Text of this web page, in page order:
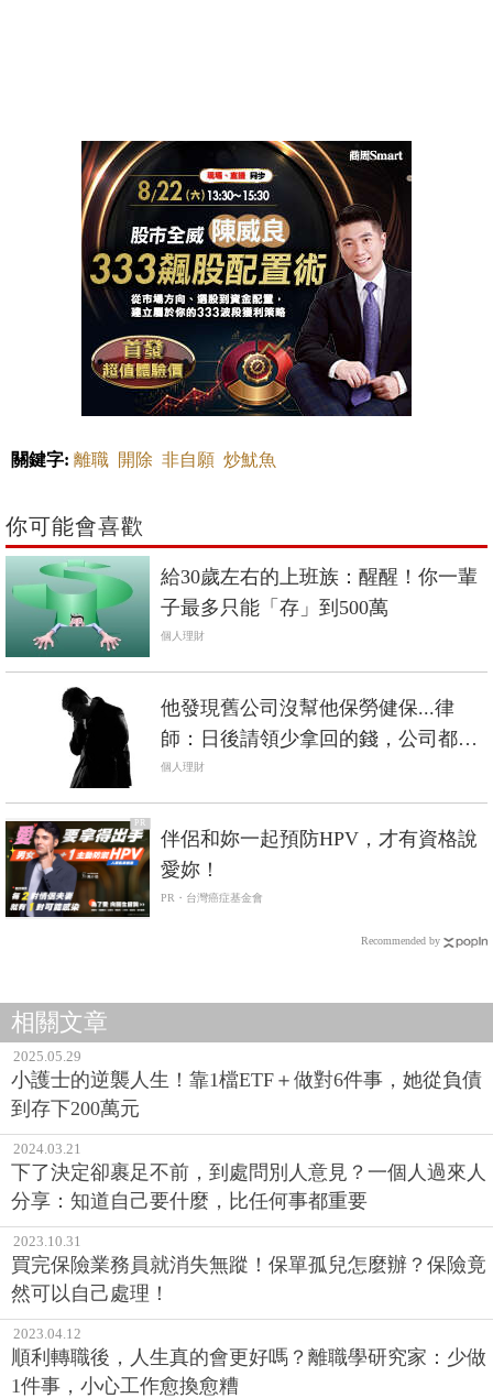
關鍵字: 離職 開除 非自願 炒魷魚
你可能會喜歡
給30歲左右的上班族：醒醒！你一輩
子最多只能「存」到500萬
個人理財
他發現舊公司沒幫他保勞健保...律
師：日後請領少拿回的錢，公司都要
賠！
個人理財
PR
伴侶和妳一起預防HPV，才有資格說
愛妳！
PR・台灣癌症基金會
Recommended by
相關文章
2025.05.29
小護士的逆襲人生！靠1檔ETF＋做對6件事，她從負債
到存下200萬元
2024.03.21
下了決定卻裹足不前，到處問別人意見？一個人過來人
分享：知道自己要什麼，比任何事都重要
2023.10.31
買完保險業務員就消失無蹤！保單孤兒怎麼辦？保險竟
然可以自己處理！
2023.04.12
順利轉職後，人生真的會更好嗎？離職學研究家：少做
1件事，小心工作愈換愈糟